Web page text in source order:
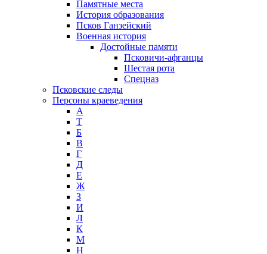
Памятные места
История образования
Псков Ганзейский
Военная история
Достойные памяти
Псковичи-афганцы
Шестая рота
Спецназ
Псковские следы
Персоны краеведения
А
T
Б
В
Г
Д
Е
Ж
З
И
Л
К
М
Н